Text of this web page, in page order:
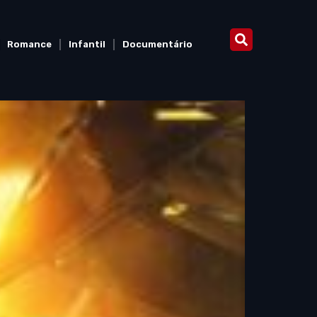
Romance Infantil Documentário